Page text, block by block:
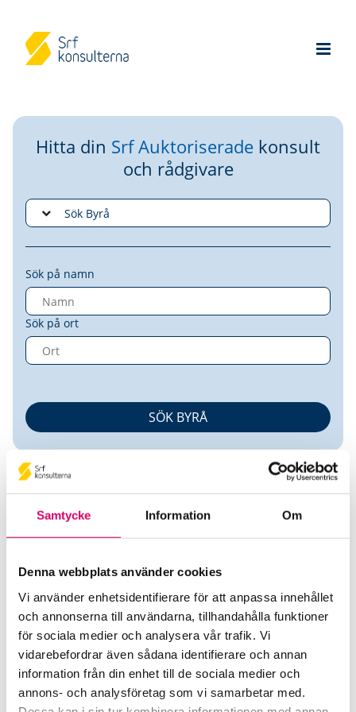
Samtycke Information Om
Denna webbplats använder cookies
Vi använder enhetsidentifierare för att anpassa innehållet
och annonserna till användarna, tillhandahålla funktioner
för sociala medier och analysera vår trafik. Vi
vidarebefordrar även sådana identifierare och annan
information från din enhet till de sociala medier och
annons- och analysföretag som vi samarbetar med.
Hitta din Srf Auktoriserade konsult
och rådgivare
Sök på namn
Sök på ort
Erik Olsson
Auktoriserad Redovisningskonsult
Er Redovisning i Skåne AB
Lund
Telefon